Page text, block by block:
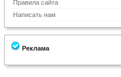
Правила сайта
Написать нам
Реклама